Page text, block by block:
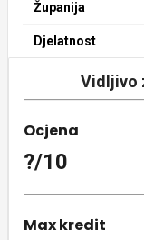
Županija
Djelatnost
Vidljivo
Ocjena
?/10
Max kredit